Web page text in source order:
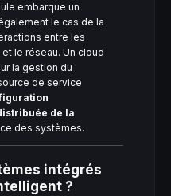
embarque un
le cas de la
entre les
le réseau. Un cloud
la gestion du
de service
de la
des systèmes.
intégrés
?